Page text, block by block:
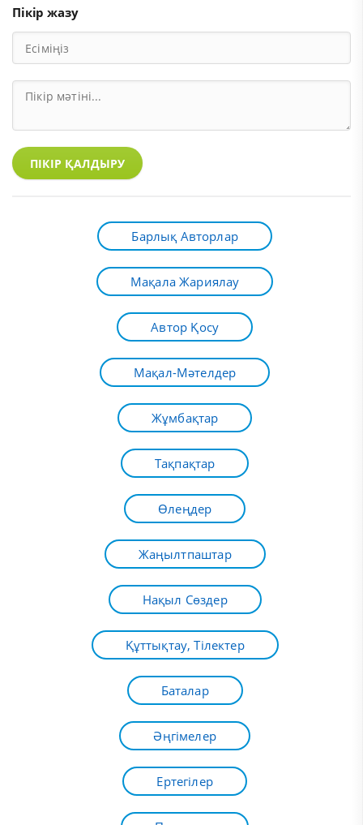
Пікір жазу
ПІКІР ҚАЛДЫРУ
Барлық Авторлар
Мақала Жариялау
Автор Қосу
Мақал-Мәтелдер
Жұмбақтар
Тақпақтар
Өлеңдер
Жаңылтпаштар
Нақыл Сөздер
Құттықтау, Тілектер
Баталар
Әңгімелер
Ертегілер